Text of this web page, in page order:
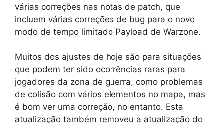
várias correções nas notas de patch, que
incluem várias correções de bug para o novo
modo de tempo limitado Payload de Warzone.
Muitos dos ajustes de hoje são para situações
que podem ter sido ocorrências raras para
jogadores da zona de guerra, como problemas
de colisão com vários elementos no mapa, mas
é bom ver uma correção, no entanto. Esta
atualização também removeu a atualização do